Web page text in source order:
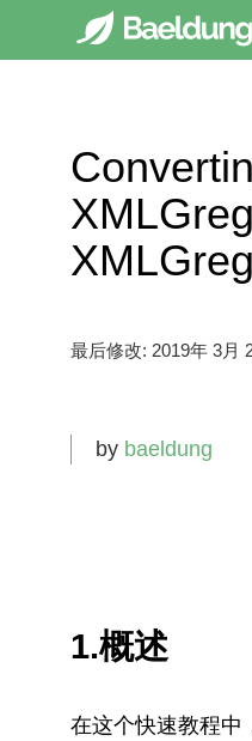
最后修改: 2019年 3月
by baeldung
1.概述
在这个快速教程中